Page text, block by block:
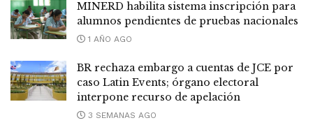
MINERD habilita sistema inscripción para
alumnos pendientes de pruebas nacionales
1 AÑO AGO
BR rechaza embargo a cuentas de JCE por
caso Latin Events; órgano electoral
interpone recurso de apelación
3 SEMANAS AGO